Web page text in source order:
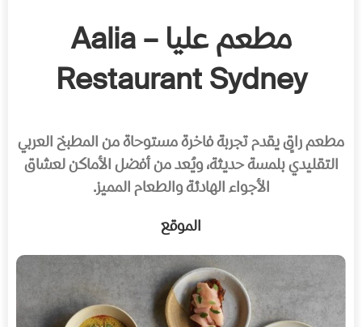
مطعم عليا – Aalia
Restaurant Sydney
مطعم راقٍ يقدم تجربة فاخرة مستوحاة من المطبخ العربي
التقليدي بلمسة حديثة، ويُعد من أفضل الأماكن لعشاق
الأجواء الهادئة والطعام المميز.
الموقع